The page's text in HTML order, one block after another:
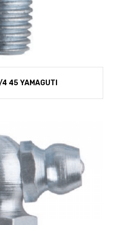
45 YAMAGUTI